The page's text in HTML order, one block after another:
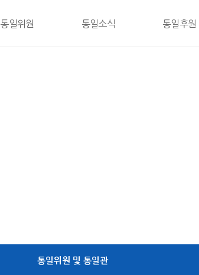
통일위원 통일소식 통일후원
통일위원 및 통일관